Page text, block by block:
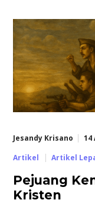
Jesandy Krisano
14
Artikel
Artikel
Pejuang
Kristen